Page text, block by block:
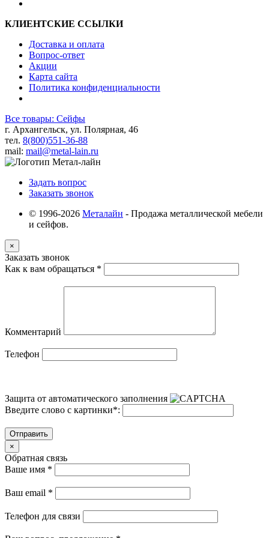
КЛИЕНТСКИЕ ССЫЛКИ
Доставка и оплата
Вопрос-ответ
Акции
Карта сайта
Политика конфиденциальности
Все товары: Сейфы
г. Архангельск, ул. Полярная, 46
тел. 8(800)551-36-88
mail: mail@metal-lain.ru
Задать вопрос
Заказать звонок
© 1996-2026 Металайн - Продажа металлической мебели
и сейфов.
×
Заказать звонок
Как к вам обращаться *
Комментарий
Телефон
Защита от автоматического заполнения
Введите слово с картинки*:
Отправить
×
Обратная связь
Ваше имя *
Ваш email *
Телефон для связи